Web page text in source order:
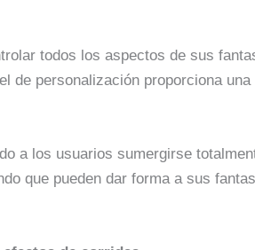
todos los aspectos de sus
de personalización proporciona
a los usuarios sumergirse
que pueden dar forma a sus